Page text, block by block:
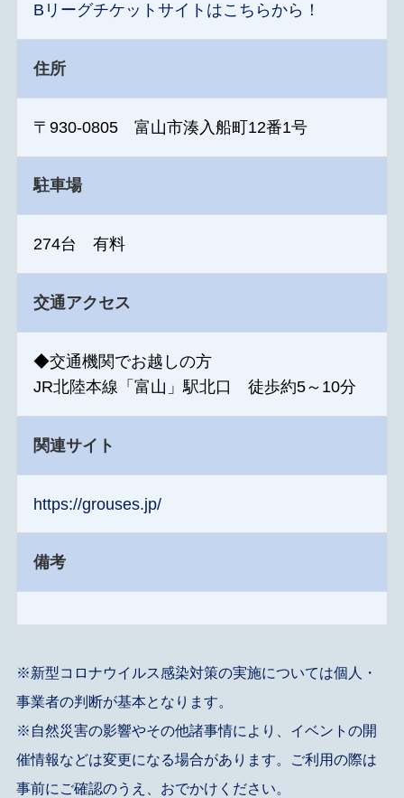
Bリーグチケットサイトはこちらから！
住所
〒930-0805 富山市湊入船町12番1号
駐車場
274台 有料
交通アクセス
◆交通機関でお越しの方
JR北陸本線「富山」駅北口 徒歩約5～10分
関連サイト
https://grouses.jp/
備考
※新型コロナウイルス感染対策の実施については個人・
事業者の判断が基本となります。
※自然災害の影響やその他諸事情により、イベントの開
催情報などは変更になる場合があります。ご利用の際は
事前にご確認のうえ、おでかけください。